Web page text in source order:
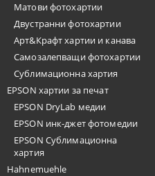
Матови фотохартии
Двустранни фотохартии
Арт&Крафт хартии и канава
Самозалепващи фотохартии
Сублимационна хартия
EPSON хартии за печат
EPSON DryLab медии
EPSON инк-джет фотомедии
EPSON Сублимационна
хартия
Hahnemuehle